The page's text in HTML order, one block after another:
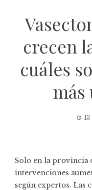
crecen
cuáles
Solo en la provincia
intervenciones
según expertos. Las